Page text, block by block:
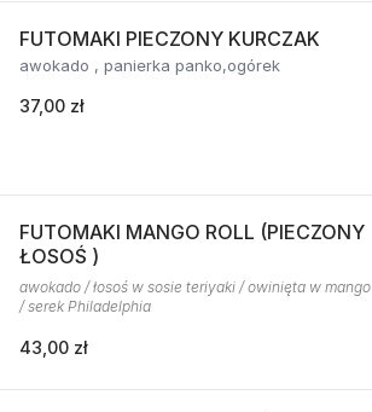
FUTOMAKI PIECZONY KURCZAK
awokado , panierka panko,ogórek
37,00 zł
FUTOMAKI MANGO ROLL (PIECZONY
ŁOSOŚ )
awokado / łosoś w sosie teriyaki / owinięta w mango
/ serek Philadelphia
43,00 zł